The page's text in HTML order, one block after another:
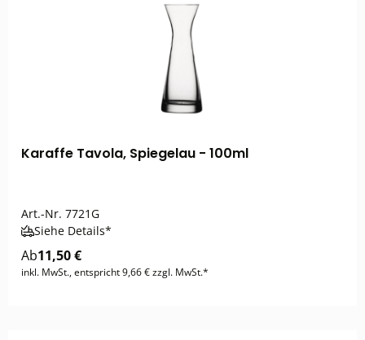
Karaffe Tavola, Spiegelau - 100ml
Art.-Nr. 7721G
Siehe Details*
Ab11,50 €
inkl. MwSt., entspricht 9,66 € zzgl. MwSt.*